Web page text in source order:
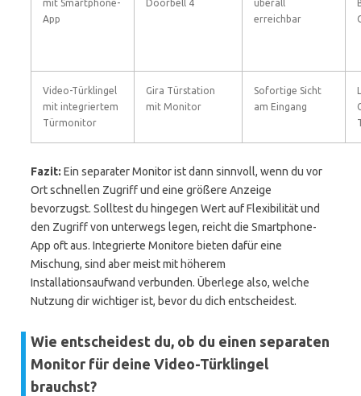
mit Smartphone-
App
Doorbell 4
überall
erreichbar
Video-Türklingel
mit integriertem
Türmonitor
Gira Türstation
mit Monitor
Sofortige Sicht
am Eingang
Fazit: Ein separater Monitor ist dann sinnvoll, wenn du vor
Ort schnellen Zugriff und eine größere Anzeige
bevorzugst. Solltest du hingegen Wert auf Flexibilität und
den Zugriff von unterwegs legen, reicht die Smartphone-
App oft aus. Integrierte Monitore bieten dafür eine
Mischung, sind aber meist mit höherem
Installationsaufwand verbunden. Überlege also, welche
Nutzung dir wichtiger ist, bevor du dich entscheidest.
Wie entscheidest du, ob du einen separaten
Monitor für deine Video-Türklingel
brauchst?